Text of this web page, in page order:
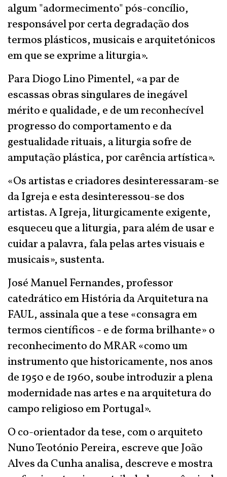
algum "adormecimento" pós-concílio,
responsável por certa degradação dos
termos plásticos, musicais e arquitetónicos
em que se exprime a liturgia».
Para Diogo Lino Pimentel, «a par de
escassas obras singulares de inegável
mérito e qualidade, e de um reconhecível
progresso do comportamento e da
gestualidade rituais, a liturgia sofre de
amputação plástica, por carência artística».
«Os artistas e criadores desinteressaram-se
da Igreja e esta desinteressou-se dos
artistas. A Igreja, liturgicamente exigente,
esqueceu que a liturgia, para além de usar e
cuidar a palavra, fala pelas artes visuais e
musicais», sustenta.
José Manuel Fernandes, professor
catedrático em História da Arquitetura na
FAUL, assinala que a tese «consagra em
termos científicos - e de forma brilhante» o
reconhecimento do MRAR «como um
instrumento que historicamente, nos anos
de 1950 e de 1960, soube introduzir a plena
modernidade nas artes e na arquitetura do
campo religioso em Portugal».
O co-orientador da tese, com o arquiteto
Nuno Teotónio Pereira, escreve que João
Alves da Cunha analisa, descreve e mostra